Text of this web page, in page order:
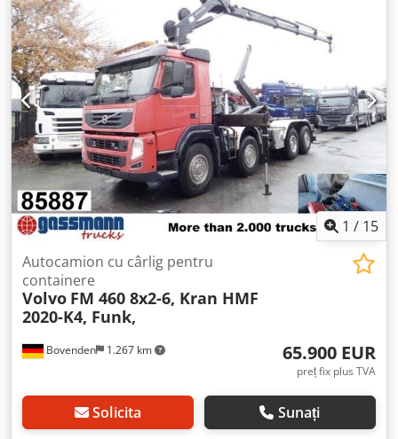
Cutie de viteze manuală / Cilindree: 12.777 / KW: 345 Masa
maximă autorizată (MTMA): 260 q. Sarcina utilă: 13.650 kg
(fără benă) / Ampatament: 4.200 mm Accesorii: - Aer
condiționat - Revizie efectuată la 400.000 km Echipare: -
PLATFORMĂ RABATABILĂ – HIAB HOOKLIFT XR21Z59P -
Benă cu dimensiunile: 6500+200 mm x 4500+200 mm
Chjdpfx Ahezggbxj Esa - Macara KESLA F2005 ZT
1 / 15
Bovenden 1.267 km
Autocamion cu cârlig pentru
containere
Volvo FM 460 8x2-6, Kran HMF
2020-K4, Funk,
65.900 EUR
preț fix plus TVA
Solicita Sunați